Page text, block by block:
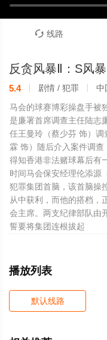
 线路
反贪风暴Ⅱ：S风暴
5.4 剧情 / 犯罪 中
马会的球赛博彩操盘手被
是廉署首席调查主任陆志
任王曼玲（蔡少芬 饰）
霖 饰）随后介入案件调
得知香港非法赌球幕后有
时间马会保安经理伦添源
犯罪集团首脑，该首脑操
从中获利，而他的搭档，
会主席。两支纪律部队由
誓要将集团连根拔起
播放列表
默认线路